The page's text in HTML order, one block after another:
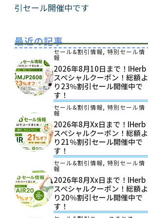
引セール開催中です
最近の記事
セール&割引情報, 特別セール情
報
2026年8月10日まで！iHerb
スペシャルクーポン！総額よ
り23％割引セール開催中で
す！
セール&割引情報, 特別セール情
報
2026年8月xx日まで！iHerb
スペシャルクーポン！総額よ
り21％割引セール開催中で
す！
セール&割引情報, 特別セール情
報
2026年8月xx日まで！iHerb
スペシャルクーポン！総額よ
り20％割引セール開催中で
す！